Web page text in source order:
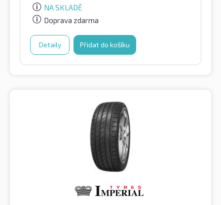
NA SKLADĚ
Doprava zdarma
Detaily Přidat do košíku